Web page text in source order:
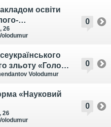
0
освіти
центр дітей та
проведений
26
0
зльоту «Голос
Volodumur
0
«Науковий
26